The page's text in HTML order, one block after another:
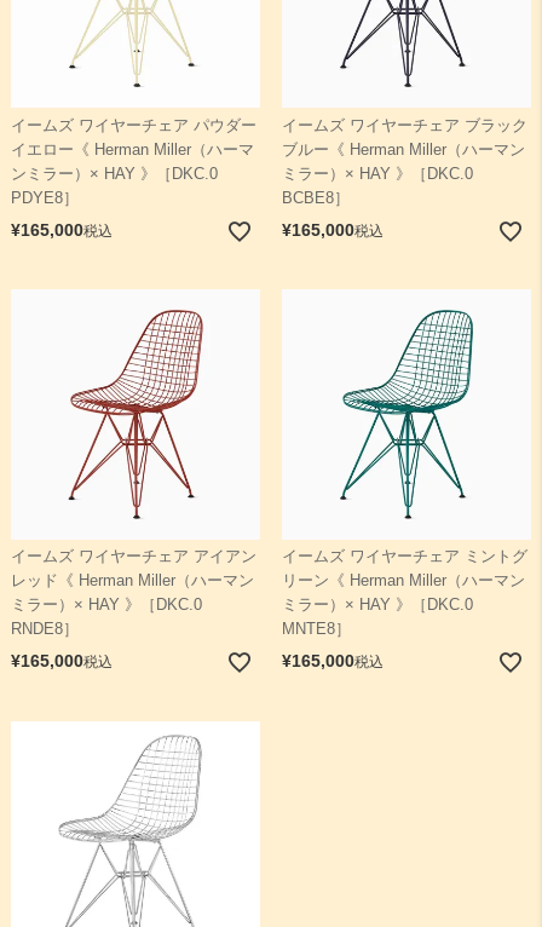
イームズ ワイヤーチェア パウダー
イエロー《 Herman Miller（ハーマ
ンミラー）× HAY 》［DKC.0
PDYE8］
¥165,000税込
イームズ ワイヤーチェア ブラック
ブルー《 Herman Miller（ハーマン
ミラー）× HAY 》［DKC.0
BCBE8］
¥165,000税込
イームズ ワイヤーチェア アイアン
レッド《 Herman Miller（ハーマン
ミラー）× HAY 》［DKC.0
RNDE8］
¥165,000税込
イームズ ワイヤーチェア ミントグ
リーン《 Herman Miller（ハーマン
ミラー）× HAY 》［DKC.0
MNTE8］
¥165,000税込